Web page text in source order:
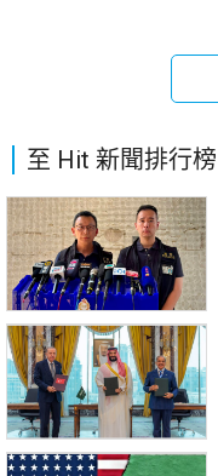
至 Hit 新聞排行榜